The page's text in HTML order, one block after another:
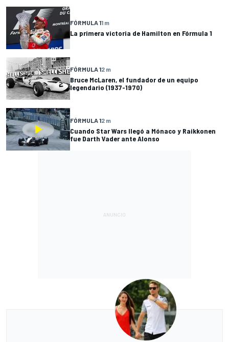
FÓRMULA 11 m
La primera victoria de Hamilton en Fórmula 1
FÓRMULA 12 m
Bruce McLaren, el fundador de un equipo
legendario (1937-1970)
FÓRMULA 12 m
Cuando Star Wars llegó a Mónaco y Raikkonen
fue Darth Vader ante Alonso